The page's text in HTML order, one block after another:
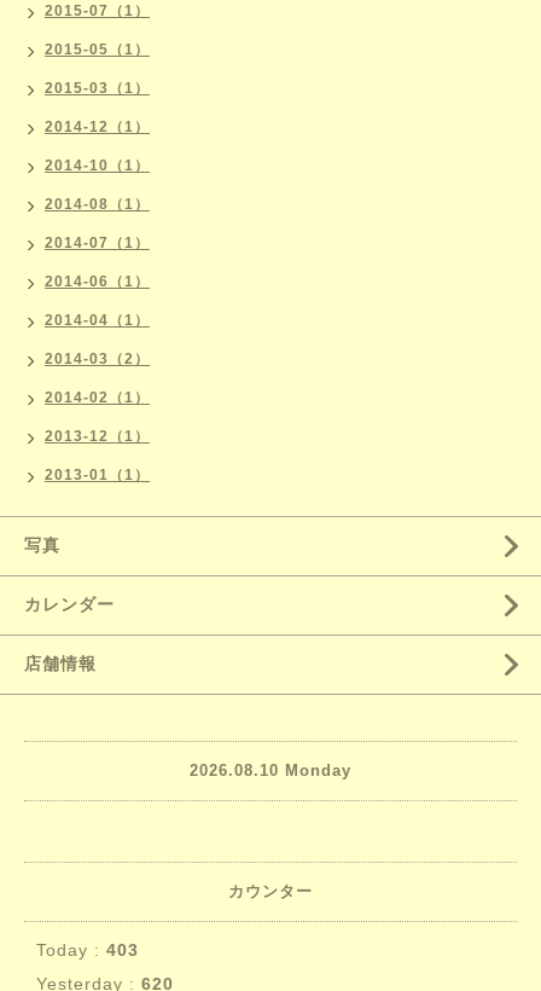
2015-07（1）
2015-05（1）
2015-03（1）
2014-12（1）
2014-10（1）
2014-08（1）
2014-07（1）
2014-06（1）
2014-04（1）
2014-03（2）
2014-02（1）
2013-12（1）
2013-01（1）
写真
カレンダー
店舗情報
2026.08.10 Monday
カウンター
Today : 403
Yesterday : 620